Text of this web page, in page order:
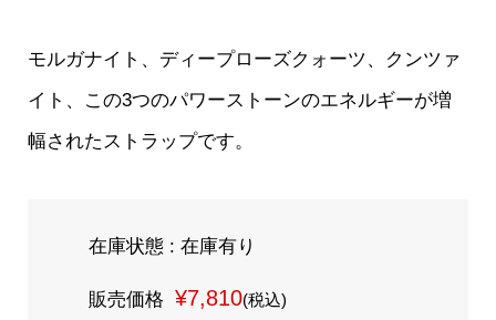
モルガナイト、ディープローズクォーツ、クンツァ
イト、この3つのパワーストーンのエネルギーが増
幅されたストラップです。
在庫状態 : 在庫有り
販売価格 ¥7,810(税込)